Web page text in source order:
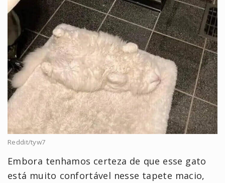
Reddit/tyw7
Embora tenhamos certeza de que esse gato
está muito confortável nesse tapete macio,